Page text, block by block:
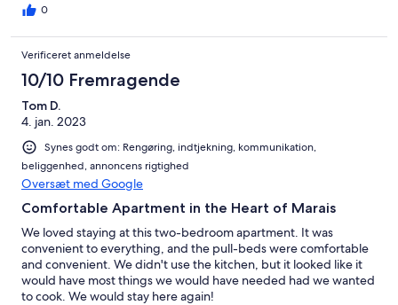
0
Verificeret anmeldelse
10/10 Fremragende
Tom D.
4. jan. 2023
Synes godt om: Rengøring, indtjekning, kommunikation,
beliggenhed, annoncens rigtighed
Oversæt med Google
Comfortable Apartment in the Heart of Marais
We loved staying at this two-bedroom apartment. It was
convenient to everything, and the pull-beds were comfortable
and convenient. We didn't use the kitchen, but it looked like it
would have most things we would have needed had we wanted
to cook. We would stay here again!